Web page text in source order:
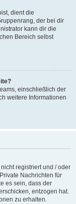
dient die
der bei dir
kann dir die
Bereich selbst
einschließlich der
weitere Informationen
registriert und / oder
Nachrichten für
es sein, dass der
entzogen hat.
zu erhalten.